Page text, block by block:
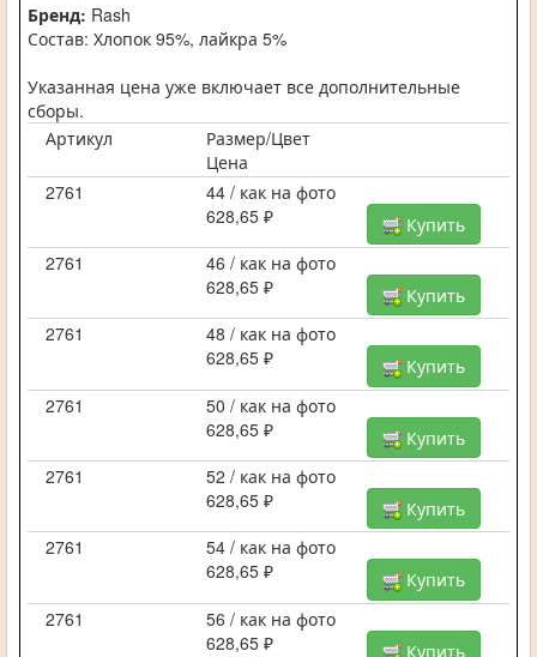
Бренд: Rash
Состав: Хлопок 95%, лайкра 5%
Указанная цена уже включает все дополнительные
сборы.
Артикул
Размер/Цвет
Цена
2761
44 / как на фото
628,65 ₽
Купить
2761
46 / как на фото
628,65 ₽
Купить
2761
48 / как на фото
628,65 ₽
Купить
2761
50 / как на фото
628,65 ₽
Купить
2761
52 / как на фото
628,65 ₽
Купить
2761
54 / как на фото
628,65 ₽
Купить
2761
56 / как на фото
628,65 ₽
Купить